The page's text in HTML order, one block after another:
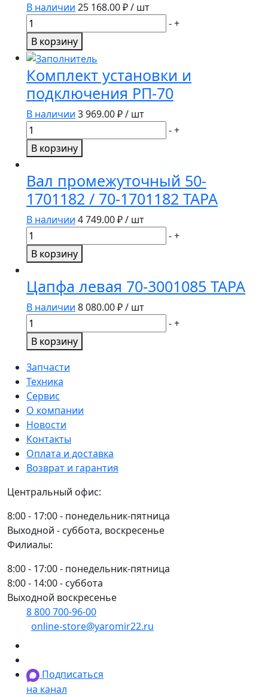
В наличии 25 168.00₽ / шт
Количество
товара
Опора
промежуточная
карданного
вала
72-
2209010-
А
ТАРА
-+
В корзину
Комплект установки и
подключения РП-70
В наличии 3 969.00₽ / шт
Количество
товара
Комплект
и
подключения
РП-70
-+
В корзину
Вал промежуточный 50-
1701182 / 70-1701182 ТАРА
В наличии 4 749.00₽ / шт
Количество
товара
Вал
50-
1701182
70-
1701182
ТАРА
-+
В корзину
Цапфа левая 70-3001085 ТАРА
В наличии 8 080.00₽ / шт
Количество
товара
Цапфа
левая
70-
3001085
ТАРА
-+
В корзину
Запчасти
Техника
Сервис
О компании
Новости
Контакты
Оплата и доставка
Возврат и гарантия
Центральный офис:
8:00 - 17:00 - понедельник-пятница
Выходной - суббота, воскресенье
Филиалы:
8:00 - 17:00 - понедельник-пятница
8:00 - 14:00 - суббота
Выходной воскресенье
8 800 700-96-00
online-store@yaromir22.ru
Подписаться
на канал